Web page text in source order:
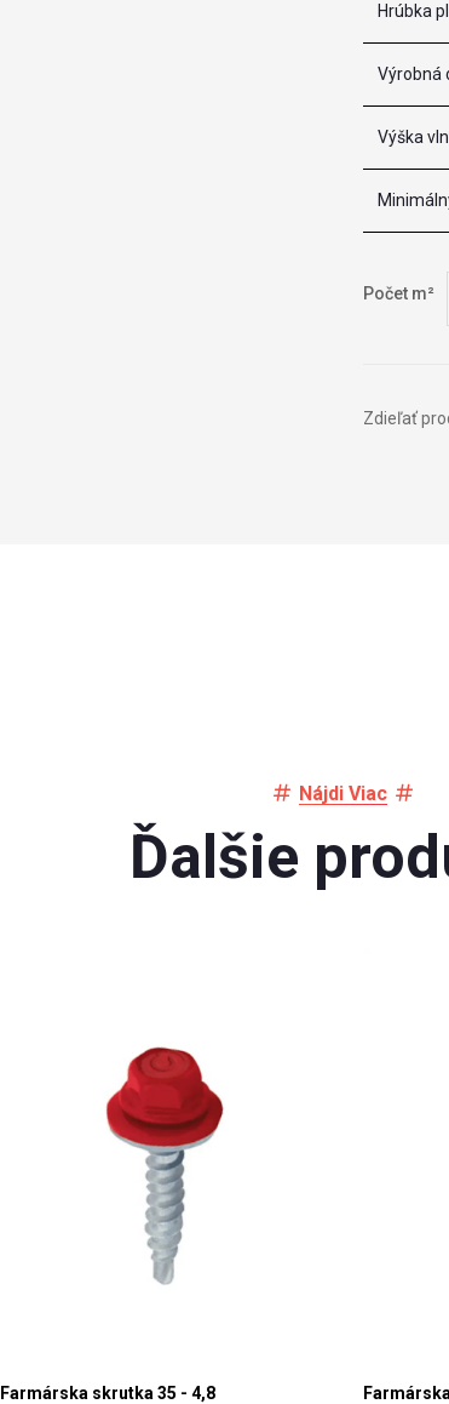
Hrúbka
Výrobná
Výška
Počet m²
Zdieľať
Nájdi Viac
Ďalšie
Farmárska skrutka 35 - 4,8